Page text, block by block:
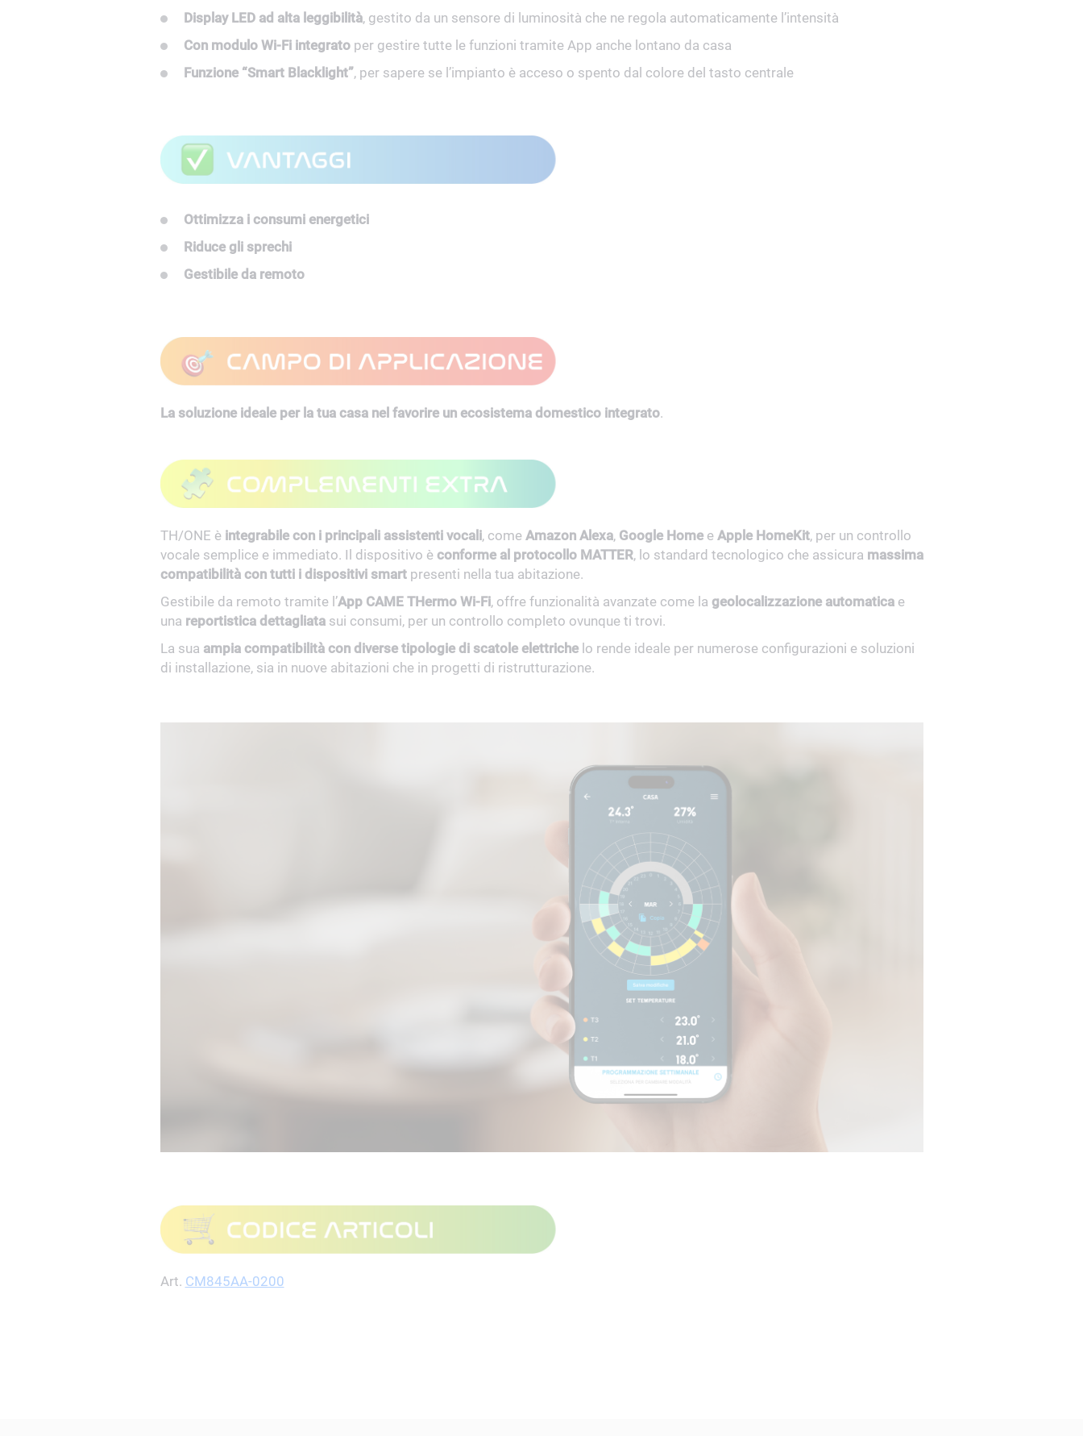
Display LED ad alta leggibilità, gestito da un sensore di luminosità che ne regola automaticamente l’intensità
Con modulo Wi-Fi integratoper gestire tutte le funzioni tramite App anche lontano da casa
Funzione “Smart Blacklight”, per sapere se l’impianto è acceso o spento dal colore del tasto centrale
Ottimizza i consumi energetici
Riduce gli sprechi
Gestibile da remoto
La soluzione ideale per la tua casa nel favorire un ecosistema domestico integrato.
TH/ONE è integrabile con i principali assistenti vocali, come Amazon Alexa, Google Homee Apple HomeKit, per un controllo
vocale semplice e immediato. Il dispositivo è conforme al protocollo MATTER, lo standard tecnologico che assicura massima
compatibilità con tutti i dispositivi smartpresenti nella tua abitazione.
Gestibile da remoto tramite l’App CAME THermo Wi-Fi, offre funzionalità avanzate come la geolocalizzazione automaticae
una reportistica dettagliatasui consumi, per un controllo completo ovunque ti trovi.
La sua ampia compatibilità con diverse tipologie di scatole elettrichelo rende ideale per numerose configurazioni e soluzioni
di installazione, sia in nuove abitazioni che in progetti di ristrutturazione.
Art. CM845AA-0200